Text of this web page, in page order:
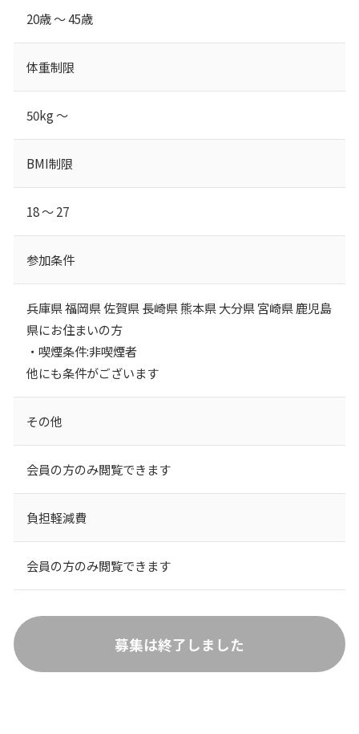
20歳 ～ 45歳
体重制限
50kg ～
BMI制限
18 ～ 27
参加条件
兵庫県 福岡県 佐賀県 長崎県 熊本県 大分県 宮崎県 鹿児島
県にお住まいの方
・喫煙条件:非喫煙者
他にも条件がございます
その他
会員の方のみ閲覧できます
負担軽減費
会員の方のみ閲覧できます
募集は終了しました